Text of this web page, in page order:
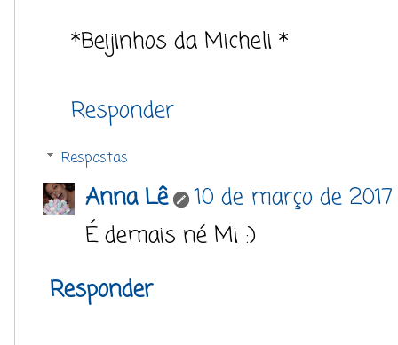
*Beijinhos da Micheli *
Responder
Respostas
Anna Lê
10 de março de 2017
É demais né Mi :)
Responder